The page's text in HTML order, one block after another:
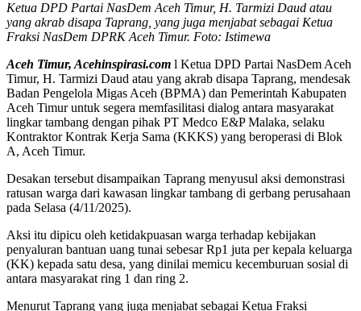
Ketua DPD Partai NasDem Aceh Timur, H. Tarmizi Daud atau
yang akrab disapa Taprang, yang juga menjabat sebagai Ketua
Fraksi NasDem DPRK Aceh Timur. Foto: Istimewa
Aceh Timur, Acehinspirasi.com l Ketua DPD Partai NasDem Aceh
Timur, H. Tarmizi Daud atau yang akrab disapa Taprang, mendesak
Badan Pengelola Migas Aceh (BPMA) dan Pemerintah Kabupaten
Aceh Timur untuk segera memfasilitasi dialog antara masyarakat
lingkar tambang dengan pihak PT Medco E&P Malaka, selaku
Kontraktor Kontrak Kerja Sama (KKKS) yang beroperasi di Blok
A, Aceh Timur.
Desakan tersebut disampaikan Taprang menyusul aksi demonstrasi
ratusan warga dari kawasan lingkar tambang di gerbang perusahaan
pada Selasa (4/11/2025).
Aksi itu dipicu oleh ketidakpuasan warga terhadap kebijakan
penyaluran bantuan uang tunai sebesar Rp1 juta per kepala keluarga
(KK) kepada satu desa, yang dinilai memicu kecemburuan sosial di
antara masyarakat ring 1 dan ring 2.
Menurut Taprang yang juga menjabat sebagai Ketua Fraksi